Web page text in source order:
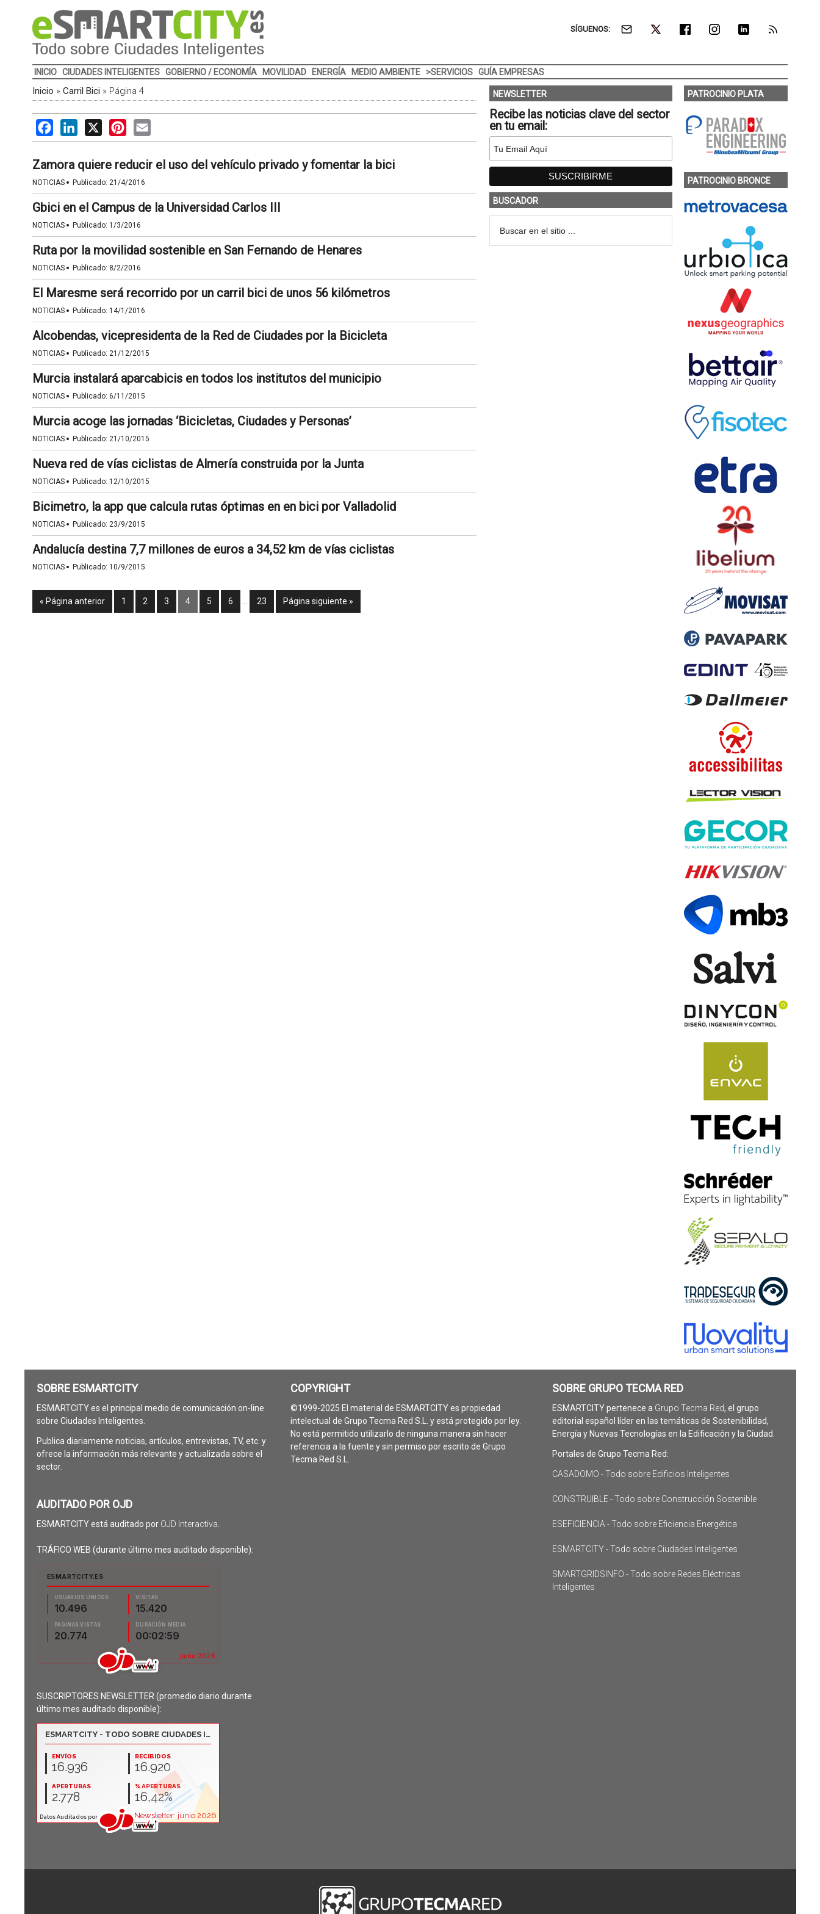
SÍGUENOS:
INICIO CIUDADES INTELIGENTES GOBIERNO / ECONOMÍA MOVILIDAD ENERGÍA MEDIO AMBIENTE >SERVICIOS GUÍA EMPRESAS
Inicio » Carril Bici » Página 4
FacebookLinkedIn
X PinterestEmail
Zamora quiere reducir el uso del vehículo privado y fomentar la bici
NOTICIAS · Publicado: 21/4/2016
Gbici en el Campus de la Universidad Carlos III
NOTICIAS · Publicado: 1/3/2016
Ruta por la movilidad sostenible en San Fernando de Henares
NOTICIAS · Publicado: 8/2/2016
El Maresme será recorrido por un carril bici de unos 56 kilómetros
NOTICIAS · Publicado: 14/1/2016
Alcobendas, vicepresidenta de la Red de Ciudades por la Bicicleta
NOTICIAS · Publicado: 21/12/2015
Murcia instalará aparcabicis en todos los institutos del municipio
NOTICIAS · Publicado: 6/11/2015
Murcia acoge las jornadas ‘Bicicletas, Ciudades y Personas’
NOTICIAS · Publicado: 21/10/2015
Nueva red de vías ciclistas de Almería construida por la Junta
NOTICIAS · Publicado: 12/10/2015
Bicimetro, la app que calcula rutas óptimas en en bici por Valladolid
NOTICIAS · Publicado: 23/9/2015
Andalucía destina 7,7 millones de euros a 34,52 km de vías ciclistas
NOTICIAS · Publicado: 10/9/2015
« Página anterior 1 2 3 4 5 6 23 Página siguiente »
NEWSLETTER
Recibe las noticias clave del sector
en tu email:
BUSCADOR
PATROCINIO PLATA
PATROCINIO BRONCE
SOBRE ESMARTCITY
ESMARTCITY es el principal medio de comunicación on-line
sobre Ciudades Inteligentes.
Publica diariamente noticias, artículos, entrevistas, TV, etc. y
ofrece la información más relevante y actualizada sobre el
sector.
AUDITADO POR OJD
ESMARTCITY está auditado por OJD Interactiva
TRÁFICO WEB (durante último mes auditado disponible):
SUSCRIPTORES NEWSLETTER (promedio diario durante
último mes auditado disponible):
COPYRIGHT
©1999-2025 El material de ESMARTCITY es propiedad
intelectual de Grupo Tecma Red S.L. y está protegido por ley.
No está permitido utilizarlo de ninguna manera sin hacer
referencia a la fuente y sin permiso por escrito de Grupo
Tecma Red S.L.
SOBRE GRUPO TECMA RED
ESMARTCITY pertenece a Grupo Tecma Red, el grupo
editorial español líder en las temáticas de Sostenibilidad,
Energía y Nuevas Tecnologías en la Edificación y la Ciudad.
Portales de Grupo Tecma Red:
CASADOMO - Todo sobre Edificios Inteligentes
CONSTRUIBLE - Todo sobre Construcción Sostenible
ESEFICIENCIA - Todo sobre Eficiencia Energética
ESMARTCITY - Todo sobre Ciudades Inteligentes
SMARTGRIDSINFO - Todo sobre Redes Eléctricas
Inteligentes